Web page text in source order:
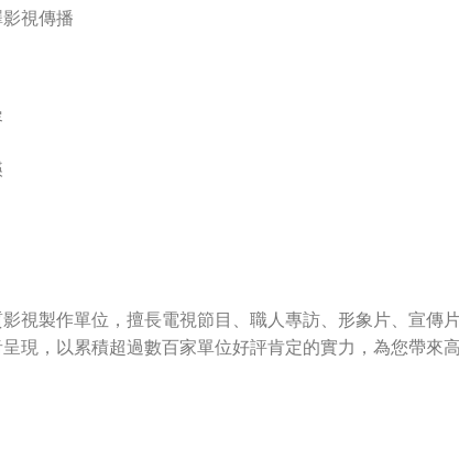
視傳播
視製作單位，擅長電視節目、職人專訪、形象片、宣傳
現，以累積超過數百家單位好評肯定的實力，為您帶來高